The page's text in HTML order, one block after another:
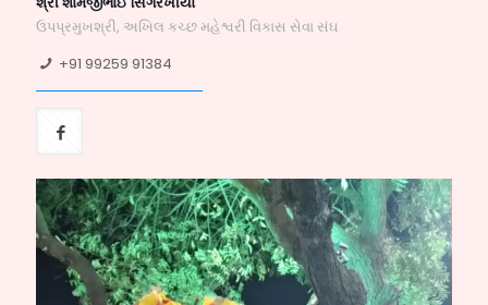
ઉપપ્રમુખશ્રી, અખિલ કચ્છ મહેશ્વરી વિકાસ સેવા સંઘ
+91 99259 91384